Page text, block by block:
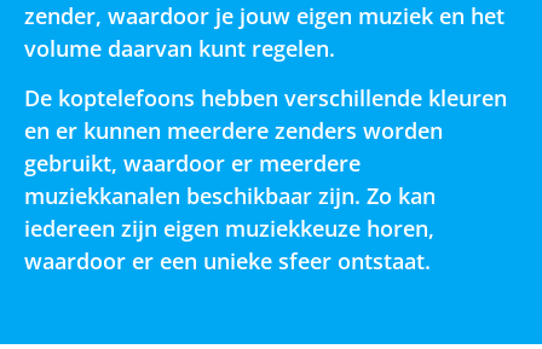
zender, waardoor je jouw eigen muziek en het
volume daarvan kunt regelen.
De koptelefoons hebben verschillende kleuren
en er kunnen meerdere zenders worden
gebruikt, waardoor er meerdere
muziekkanalen beschikbaar zijn. Zo kan
iedereen zijn eigen muziekkeuze horen,
waardoor er een unieke sfeer ontstaat.